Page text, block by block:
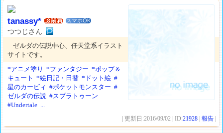
tanassy* スマホOK
つつじさん
ゼルダの伝説中心、任天堂系イラスト
サイトです。
*アニメ塗り
*ファンタジー *ポップ＆
キュート
*絵日記・日替 *ドット絵 #
星のカービィ #ポケットモンスター #
ゼルダの伝説 #スプラトゥーン
#Undertale ...
| 更新日:2016/09/02 | ID:21928 |報告